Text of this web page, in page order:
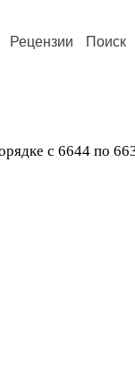
Рецензии Поиск
с 6644 по